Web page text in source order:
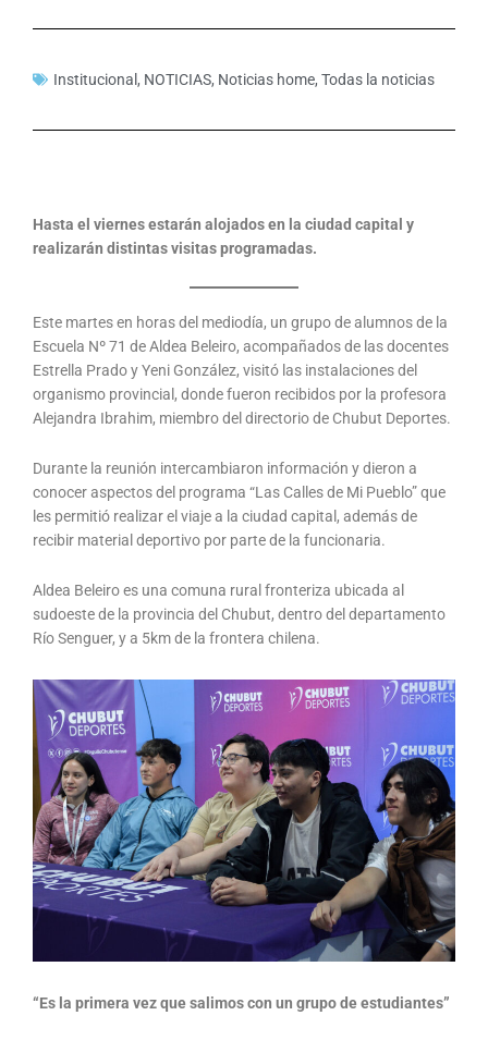
Institucional , NOTICIAS, Noticias home, Todas la noticias
Hasta el viernes estarán alojados en la ciudad capital y
realizarán distintas visitas programadas.
Este martes en horas del mediodía, un grupo de alumnos de la
Escuela Nº 71 de Aldea Beleiro, acompañados de las docentes
Estrella Prado y Yeni González, visitó las instalaciones del
organismo provincial, donde fueron recibidos por la profesora
Alejandra Ibrahim, miembro del directorio de Chubut Deportes.
Durante la reunión intercambiaron información y dieron a
conocer aspectos del programa “Las Calles de Mi Pueblo” que
les permitió realizar el viaje a la ciudad capital, además de
recibir material deportivo por parte de la funcionaria.
Aldea Beleiro es una comuna rural fronteriza ubicada al
sudoeste de la provincia del Chubut, dentro del departamento
Río Senguer, y a 5km de la frontera chilena.
“Es la primera vez que salimos con un grupo de estudiantes”